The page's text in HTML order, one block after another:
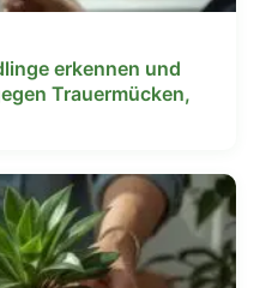
erkennen und
Trauermücken,